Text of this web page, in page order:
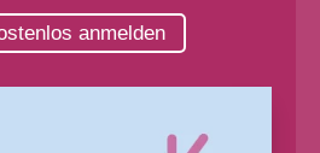
anmelden